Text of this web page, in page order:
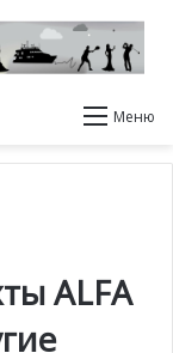
Меню
ALFA